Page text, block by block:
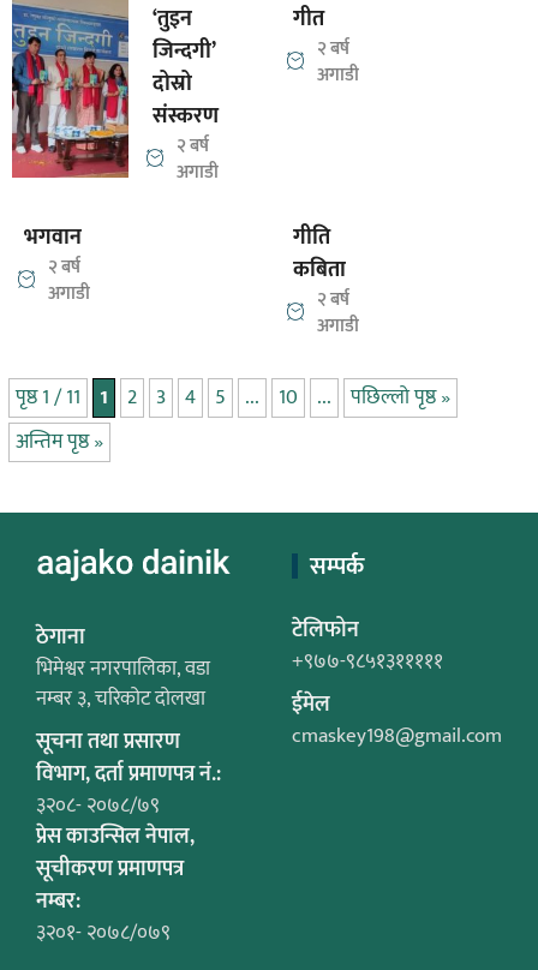
‘तुइन
जिन्दगी’
दोस्रो
संस्करण
२ बर्ष
अगाडी
गीत
२ बर्ष
अगाडी
भगवान
२ बर्ष
अगाडी
गीति
कबिता
२ बर्ष
अगाडी
पृष्ठ 1 / 11 1 2 3 4 5 ... 10 ...
पछिल्लो पृष्ठ »
अन्तिम पृष्ठ »
ठेगाना
भिमेश्वर नगरपालिका, वडा
नम्बर ३, चरिकोट दोलखा
सूचना तथा प्रसारण
विभाग, दर्ता प्रमाणपत्र नं.:
३२०८- २०७८/७९
प्रेस काउन्सिल नेपाल,
सूचीकरण प्रमाणपत्र
नम्बर:
३२०१- २०७८/०७९
सम्पर्क
टेलिफोन
+९७७-९८५१३१११११
ईमेल
cmaskey198@gmail.com